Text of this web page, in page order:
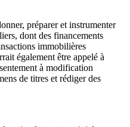
préparer et instrumenter
dont des financements
immobilières
également être appelé à
à modification
de titres et rédiger des